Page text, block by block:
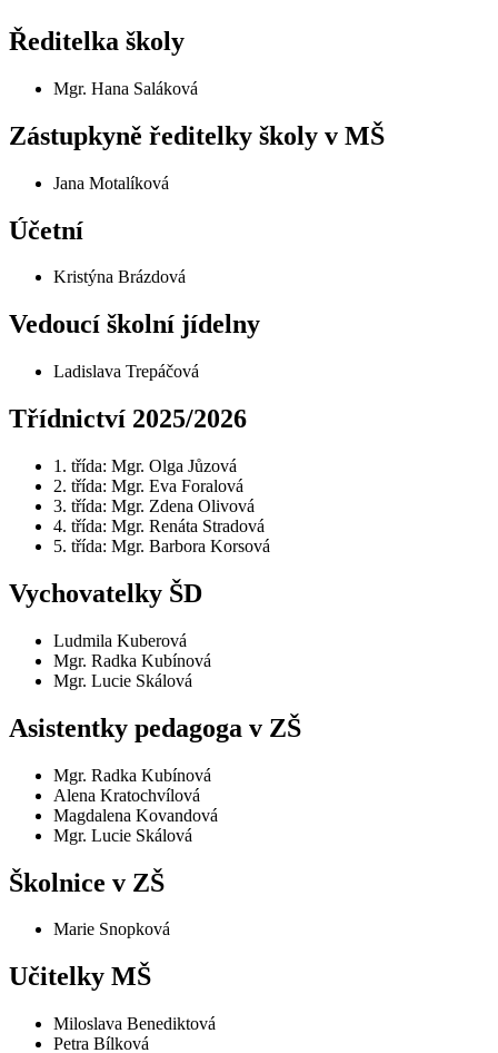
Ředitelka školy
Mgr. Hana Saláková
Zástupkyně ředitelky školy v MŠ
Jana Motalíková
Účetní
Kristýna Brázdová
Vedoucí školní jídelny
Ladislava Trepáčová
Třídnictví 2025/2026
1. třída: Mgr. Olga Jůzová
2. třída: Mgr. Eva Foralová
3. třída: Mgr. Zdena Olivová
4. třída: Mgr. Renáta Stradová
5. třída: Mgr. Barbora Korsová
Vychovatelky ŠD
Ludmila Kuberová
Mgr. Radka Kubínová
Mgr. Lucie Skálová
Asistentky pedagoga v ZŠ
Mgr. Radka Kubínová
Alena Kratochvílová
Magdalena Kovandová
Mgr. Lucie Skálová
Školnice v ZŠ
Marie Snopková
Učitelky MŠ
Miloslava Benediktová
Petra Bílková